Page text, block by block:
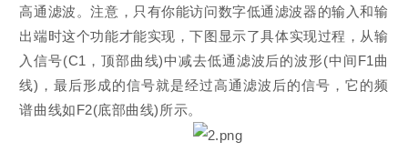
高通滤波。注意，只有你能访问数字低通滤波器的输入和输
出端时这个功能才能实现，下图显示了具体实现过程，从输
入信号(C1，顶部曲线)中减去低通滤波后的波形(中间F1曲
线)，最后形成的信号就是经过高通滤波后的信号，它的频
谱曲线如F2(底部曲线)所示。